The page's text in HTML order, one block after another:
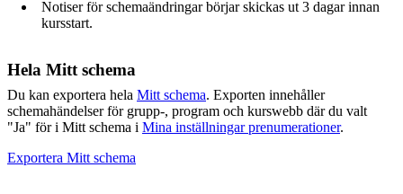
Notiser för schemaändringar börjar skickas ut 3 dagar innan
kursstart.
Hela Mitt schema
Du kan exportera hela Mitt schema. Exporten innehåller
schemahändelser för grupp-, program och kurswebb där du valt
"Ja" för i Mitt schema i Mina inställningar prenumerationer.
Exportera Mitt schema